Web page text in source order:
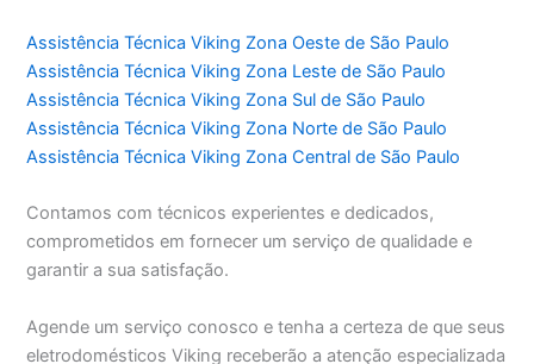
Assistência Técnica Viking Zona Oeste de São Paulo
Assistência Técnica Viking Zona Leste de São Paulo
Assistência Técnica Viking Zona Sul de São Paulo
Assistência Técnica Viking Zona Norte de São Paulo
Assistência Técnica Viking Zona Central de São Paulo
Contamos com técnicos experientes e dedicados,
comprometidos em fornecer um serviço de qualidade e
garantir a sua satisfação.
Agende um serviço conosco e tenha a certeza de que seus
eletrodomésticos Viking receberão a atenção especializada